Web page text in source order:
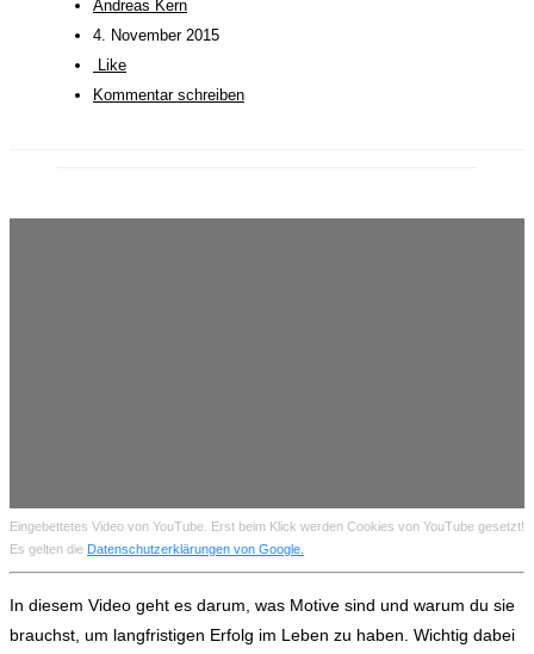
Andreas Kern
4. November 2015
Like
Kommentar schreiben
Eingebettetes Video von YouTube. Erst beim Klick werden Cookies von YouTube gesetzt!
Es gelten die Datenschutzerklärungen von Google.
In diesem Video geht es darum, was Motive sind und warum du sie
brauchst, um langfristigen Erfolg im Leben zu haben. Wichtig dabei